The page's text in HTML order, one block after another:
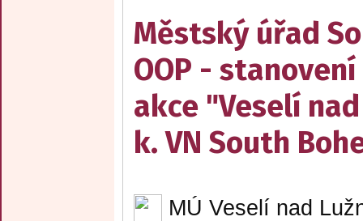
Městský úřad
OOP -
akce "Veselí
k. VN South
MÚ Veselí nad